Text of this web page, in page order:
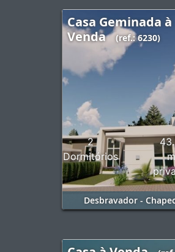
Casa Geminada à
Venda
(ref.: 6230)
2
Dormitórios
Desbravador -